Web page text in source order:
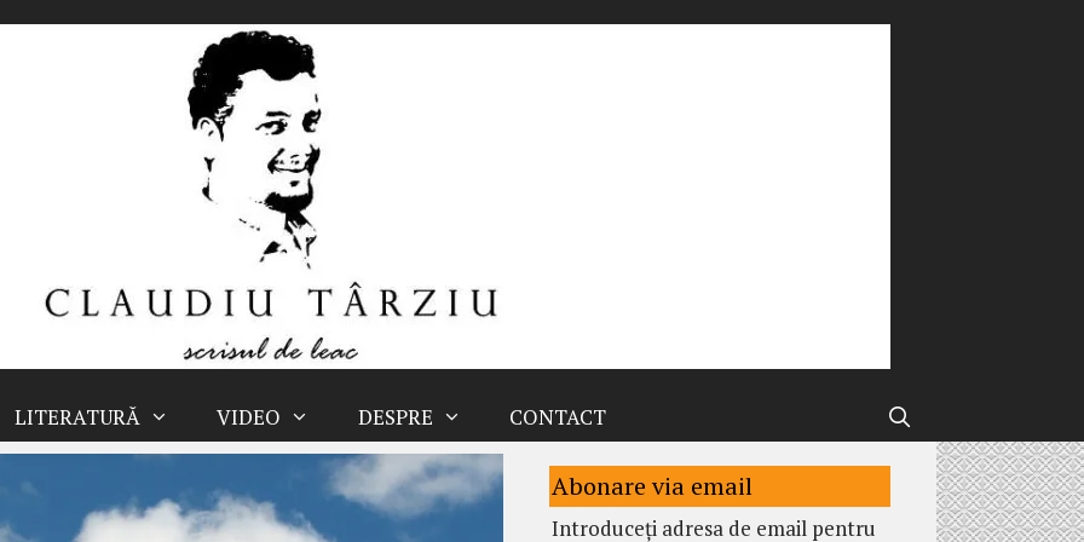
LITERATURĂ VIDEO DESPRE CONTACT
Abonare via email
Introduceți adresa de email pentru